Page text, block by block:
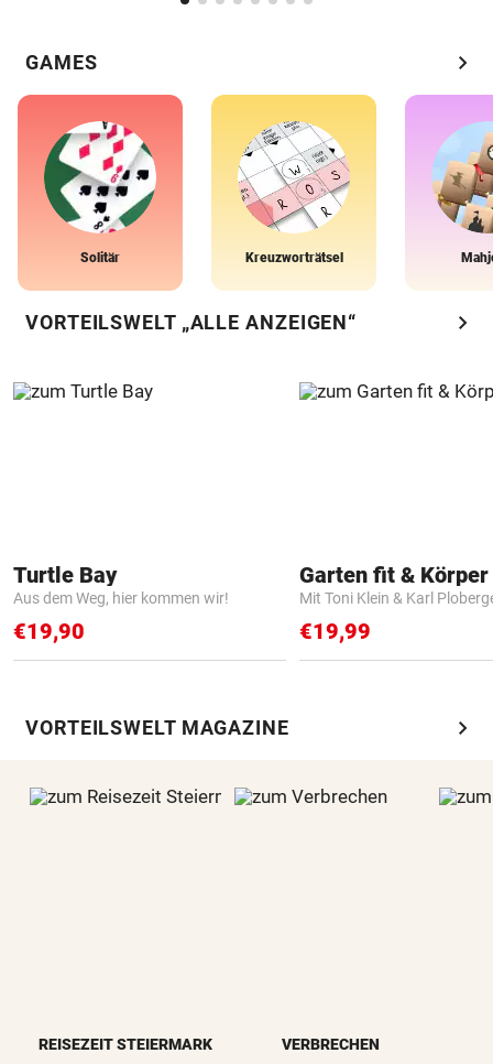
GAMES chevron_right
Solitär Kreuzworträtsel
VORTEILSWELT „ALLE ANZEIGEN“ chevron_right
Turtle Bay
Aus dem Weg, hier kommen wir!
€19,90
Garten fit &
Mit Toni Klein & Karl
€19,99
VORTEILSWELT MAGAZINE chevron_right
REISEZEIT STEIERMARK VERBRECHEN